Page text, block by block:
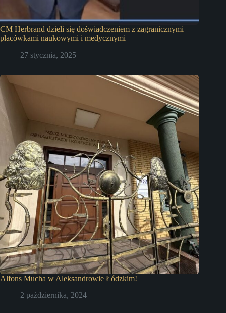
CM Herbrand dzieli się doświadczeniem z zagranicznymi
placówkami naukowymi i medycznymi
27 stycznia, 2025
Alfons Mucha w Aleksandrowie Łódzkim!
2 października, 2024